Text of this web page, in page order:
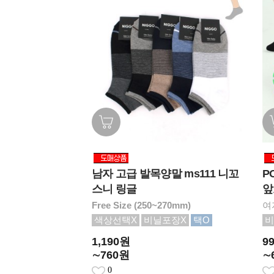
남자 고급 발목양말 ms111 니꼬
스니 링글
Free Size (250~270mm)
색상선택X
비닐포장X 택O
1,190원
∼760원
0
여